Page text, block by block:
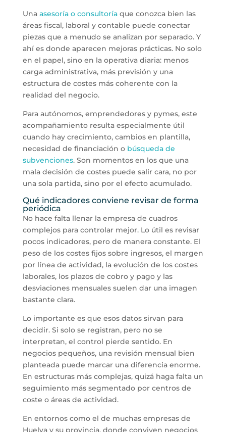
Una asesoría o consultoríaque conozca bien las
áreas fiscal, laboral y contable puede conectar
piezas que a menudo se analizan por separado. Y
ahí es donde aparecen mejoras prácticas. No solo
en el papel, sino en la operativa diaria: menos
carga administrativa, más previsión y una
estructura de costes más coherente con la
realidad del negocio.
Para autónomos, emprendedores y pymes, este
acompañamiento resulta especialmente útil
cuando hay crecimiento, cambios en plantilla,
necesidad de financiación o búsqueda de
subvenciones. Son momentos en los que una
mala decisión de costes puede salir cara, no por
una sola partida, sino por el efecto acumulado.
Qué indicadores conviene revisar de forma
periódica
No hace falta llenar la empresa de cuadros
complejos para controlar mejor. Lo útil es revisar
pocos indicadores, pero de manera constante. El
peso de los costes fijos sobre ingresos, el margen
por línea de actividad, la evolución de los costes
laborales, los plazos de cobro y pago y las
desviaciones mensuales suelen dar una imagen
bastante clara.
Lo importante es que esos datos sirvan para
decidir. Si solo se registran, pero no se
interpretan, el control pierde sentido. En
negocios pequeños, una revisión mensual bien
planteada puede marcar una diferencia enorme.
En estructuras más complejas, quizá haga falta un
seguimiento más segmentado por centros de
coste o áreas de actividad.
En entornos como el de muchas empresas de
Huelva y su provincia, donde conviven negocios